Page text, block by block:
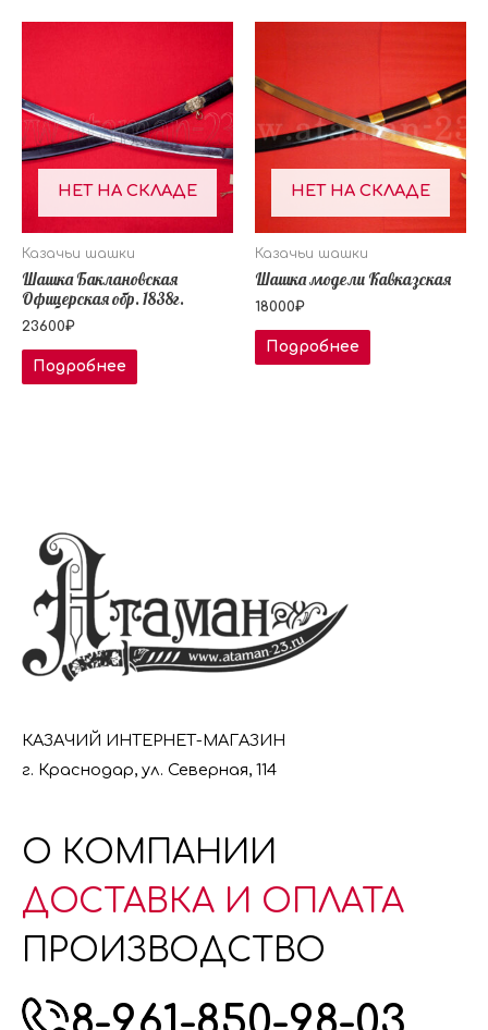
НЕТ НА СКЛАДЕ
Казачьи шашки
Шашка Баклановская
Офицерская обр. 1838г.
23600₽
Подробнее
НЕТ НА СКЛАДЕ
Казачьи шашки
Шашка модели Кавказская
18000₽
Подробнее
КАЗАЧИЙ ИНТЕРНЕТ-МАГАЗИН
г. Краснодар, ул. Северная, 114
О КОМПАНИИ
ДОСТАВКА И ОПЛАТА
ПРОИЗВОДСТВО